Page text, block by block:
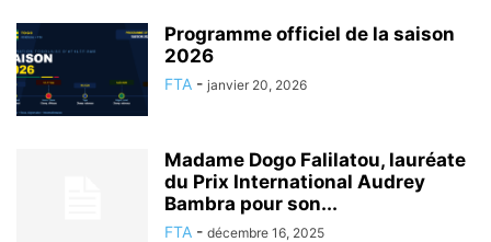
Programme officiel de la saison
2026
FTA - janvier 20, 2026
Madame Dogo Falilatou, lauréate
du Prix International Audrey
Bambra pour son...
FTA - décembre 16, 2025